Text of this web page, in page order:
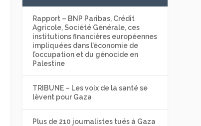
Rapport – BNP Paribas, Crédit
Agricole, Société Générale, ces
institutions financières européennes
impliquées dans l’économie de
l’occupation et du génocide en
Palestine
TRIBUNE – Les voix de la santé se
lèvent pour Gaza
Plus de 210 journalistes tués à Gaza